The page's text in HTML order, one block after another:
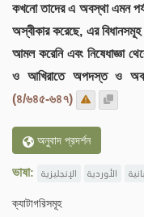
কখনো তাদের এ অবস্থা এমন
অস্বীকার করেছে, এর
আমল করেনি এবং নিষেধাজ্ঞা
ও আখিরাতে অপদস্ত ও
(৪/৬৪৫-৬৪৭)
অনুবাদ প্রদর্শন
ভাষা: الإنجليزية الأوردية
ক্যাটাগরিসমূহ